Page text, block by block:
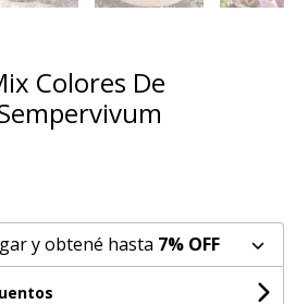
Colores De
y obtené hasta 7% OFF